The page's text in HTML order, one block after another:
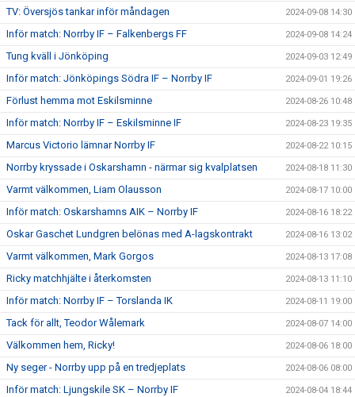
TV: Översjös tankar inför måndagen 2024-09-08 14:30
Inför match: Norrby IF – Falkenbergs FF 2024-09-08 14:24
Tung kväll i Jönköping 2024-09-03 12:49
Inför match: Jönköpings Södra IF – Norrby IF 2024-09-01 19:26
Förlust hemma mot Eskilsminne 2024-08-26 10:48
Inför match: Norrby IF – Eskilsminne IF 2024-08-23 19:35
Marcus Victorio lämnar Norrby IF 2024-08-22 10:15
Norrby kryssade i Oskarshamn - närmar sig kvalplatsen 2024-08-18 11:30
Varmt välkommen, Liam Olausson 2024-08-17 10:00
Inför match: Oskarshamns AIK – Norrby IF 2024-08-16 18:22
Oskar Gaschet Lundgren belönas med A-lagskontrakt 2024-08-16 13:02
Varmt välkommen, Mark Gorgos 2024-08-13 17:08
Ricky matchhjälte i återkomsten 2024-08-13 11:10
Inför match: Norrby IF – Torslanda IK 2024-08-11 19:00
Tack för allt, Teodor Wålemark 2024-08-07 14:00
Välkommen hem, Ricky! 2024-08-06 18:00
Ny seger - Norrby upp på en tredjeplats 2024-08-06 08:00
Inför match: Ljungskile SK – Norrby IF 2024-08-04 18:44